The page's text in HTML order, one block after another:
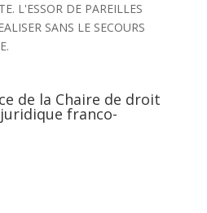
L'ESSOR DE PAREILLES
SANS LE SECOURS
de la Chaire de droit
franco-